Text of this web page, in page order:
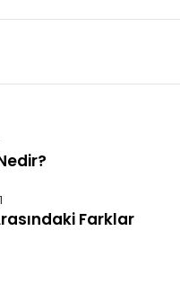
Farklar